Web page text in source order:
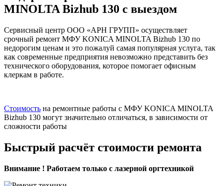
MINOLTA Bizhub 130 с выездом
Сервисный центр ООО «АРН ГРУПП» осуществляет
срочный ремонт МФУ KONICA MINOLTA Bizhub 130 по
недорогим ценам и это пожалуй самая популярная услуга, так
как современные предприятия невозможно представить без
технического оборудования, которое помогает офисным
клеркам в работе.
Стоимость на ремонтные работы с МФУ KONICA MINOLTA
Bizhub 130 могут значительно отличаться, в зависимости от
сложности работы
Быстрый расчёт стоимости ремонта
Внимание ! Работаем только с лазерной оргтехникой